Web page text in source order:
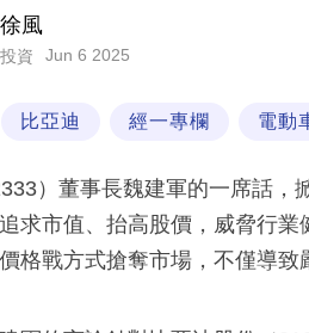
徐風
投資 Jun 6 2025
比亞迪 經一專欄 電動
）董事長魏建軍的一席話，
求市值、抬高股價，威脅行
格戰方式搶奪市場，不僅導